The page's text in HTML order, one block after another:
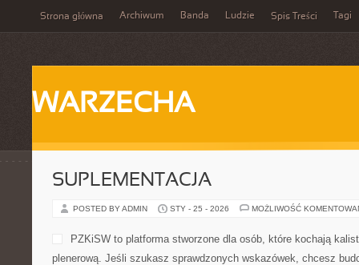
Strona główna Archiwum Banda Ludzie Spis Treści Tagi
WARZECHA
SUPLEMENTACJA
POSTED BY ADMIN STY - 25 - 2026 MOŻLIWOŚĆ
PZKiSW to platforma stworzone dla osób, które kochają
plenerową. Jeśli szukasz sprawdzonych wskazówek, chcesz